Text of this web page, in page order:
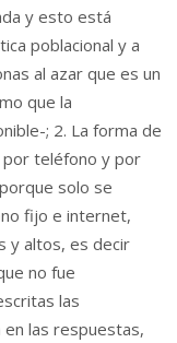
y esto está
poblacional y a
al azar que es un
que la
; 2. La forma de
por teléfono y por
solo se
fijo e internet,
y altos, es decir
no fue
las
las respuestas,